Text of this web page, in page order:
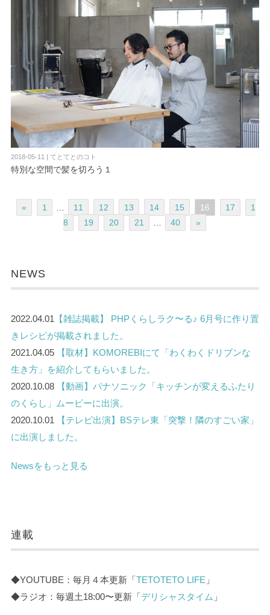
2018-05-11 | てとてとのコト
特別な空間で髪を切ろう１
« 1 … 11 12 13 14 15 16 17
1
8
19 20 21 … 40 »
NEWS
2022.04.01 【雑誌掲載】 PHPくらしラク〜る♪ 6月号に作り置
きレシピが掲載されました。
2021.04.05
【取材】KOMOREBIにて「わくわくドリブンな
生き方」を紹介してもらいました。
2020.10.08
【動画】パナソニック「キッチンが変えるふたり
のくらし」ムービーに出演。
2020.10.01
【テレビ出演】BSテレ東「突撃！隣のすごい家」
に出演しました。
Newsをもっと見る
連載
◆YOUTUBE：毎月４本更新「TETOTETO LIFE 」
◆ラジオ：毎週土18:00〜更新「デリシャスタイム 」